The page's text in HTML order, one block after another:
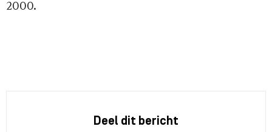
2000.
Deel dit bericht